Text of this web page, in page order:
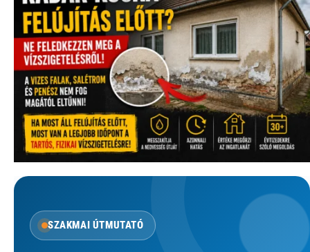
SZAKMAI ÚTMUTATÓ